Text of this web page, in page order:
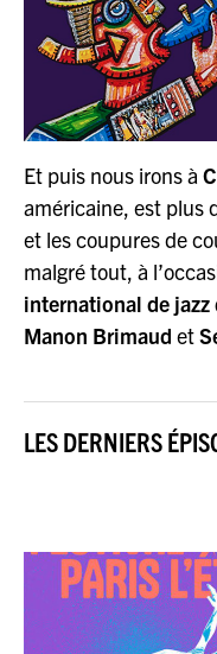
Et puis nous irons à
américaine, est plus
et les coupures de
malgré tout, à
international de jazz
Manon Brimaud et
LES DERNIERS